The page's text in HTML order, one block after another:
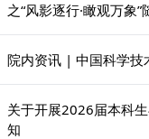
之“风影逐行·瞰观万象
院内资讯 | 中国科学技
关于开展2026届本科
知